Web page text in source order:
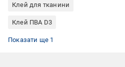
Клей для тканини
Клей ПВА D3
Показати ще 1